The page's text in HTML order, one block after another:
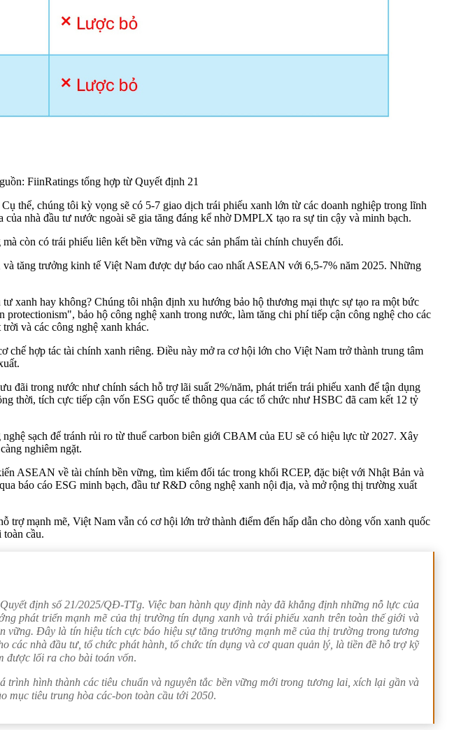
FiinRatings tổng hợp từ Quyết định 21
thể, chúng tôi kỳ vọng sẽ có 5-7 giao dịch trái phiếu xanh lớn từ các doanh nghiệp trong lĩnh
nhà đầu tư nước ngoài sẽ gia tăng đáng kể nhờ DMPLX tạo ra sự tin cậy và minh bạch.
còn có trái phiếu liên kết bền vững và các sản phẩm tài chính chuyển đổi.
tăng trưởng kinh tế Việt Nam được dự báo cao nhất ASEAN với 6,5-7% năm 2025. Những
xanh hay không? Chúng tôi nhận định xu hướng bảo hộ thương mại thực sự tạo ra một bức
bảo hộ công nghệ xanh trong nước, làm tăng chi phí tiếp cận công nghệ cho các
và các công nghệ xanh khác.
hợp tác tài chính xanh riêng. Điều này mở ra cơ hội lớn cho Việt Nam trở thành trung tâm
trong nước như chính sách hỗ trợ lãi suất 2%/năm, phát triển trái phiếu xanh để tận dụng
thời, tích cực tiếp cận vốn ESG quốc tế thông qua các tổ chức như HSBC đã cam kết 12 tỷ
sạch để tránh rủi ro từ thuế carbon biên giới CBAM của EU sẽ có hiệu lực từ 2027. Xây
nghiêm ngặt.
ASEAN về tài chính bền vững, tìm kiếm đối tác trong khối RCEP, đặc biệt với Nhật Bản và
báo cáo ESG minh bạch, đầu tư R&D công nghệ xanh nội địa, và mở rộng thị trường xuất
mạnh mẽ, Việt Nam vẫn có cơ hội lớn trở thành điểm đến hấp dẫn cho dòng vốn xanh quốc
cầu.
định số 21/2025/QĐ-TTg. Việc ban hành quy định này đã khẳng định những nỗ lực của
phát triển mạnh mẽ của thị trường tín dụng xanh và trái phiếu xanh trên toàn thế giới và
vững. Đây là tín hiệu tích cực báo hiệu sự tăng trưởng mạnh mẽ của thị trường trong tương
các nhà đầu tư, tổ chức phát hành, tổ chức tín dụng và cơ quan quản lý, là tiền đề hỗ trợ kỹ
được lối ra cho bài toán vốn.
hình thành các tiêu chuẩn và nguyên tắc bền vững mới trong tương lai, xích lại gần và
mục tiêu trung hòa các-bon toàn cầu tới 2050.